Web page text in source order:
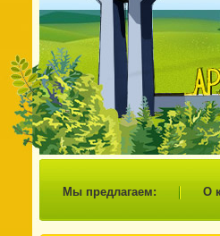
Мы предлагаем: О